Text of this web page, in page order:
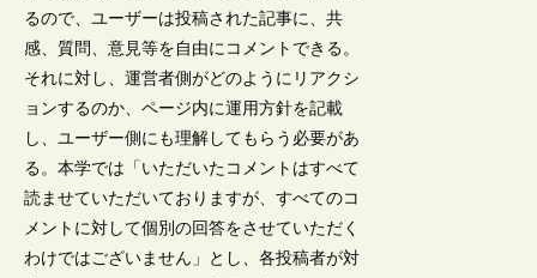
るので、ユーザーは投稿された記事に、共
感、質問、意見等を自由にコメントできる。
それに対し、運営者側がどのようにリアクシ
ョンするのか、ページ内に運用方針を記載
し、ユーザー側にも理解してもらう必要があ
る。本学では「いただいたコメントはすべて
読ませていただいておりますが、すべてのコ
メントに対して個別の回答をさせていただく
わけではございません」とし、各投稿者が対